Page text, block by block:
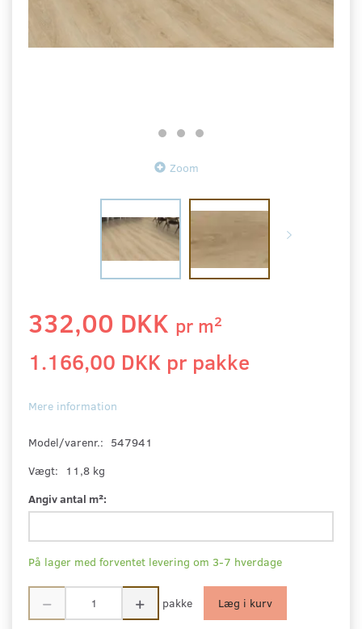
Zoom
332,00 DKK pr m2
1.166,00 DKK pr pakke
Mere information
Model/varenr.: 547941
Vægt:
11,8 kg
Angiv antal m²:
På lager med forventet levering om 3-7 hverdage
pakke Læg i kurv